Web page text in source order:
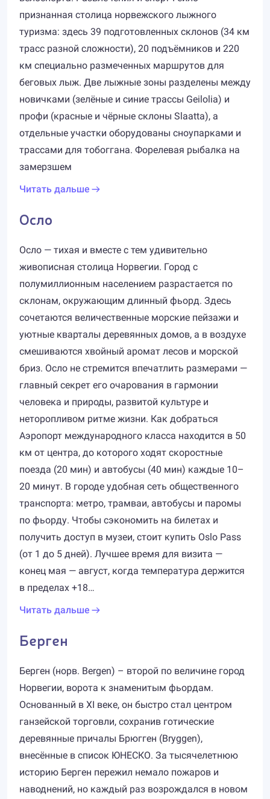
признанная столица норвежского лыжного
туризма: здесь 39 подготовленных склонов (34 км
трасс разной сложности), 20 подъёмников и 220
км специально размеченных маршрутов для
беговых лыж. Две лыжные зоны разделены между
новичками (зелёные и синие трассы Geilolia) и
профи (красные и чёрные склоны Slaatta), а
отдельные участки оборудованы сноупарками и
трассами для тобоггана. Форелевая рыбалка на
замерзшем
Читать дальше
Осло
Осло — тихая и вместе с тем удивительно
живописная столица Норвегии. Город с
полумиллионным населением разрастается по
склонам, окружающим длинный фьорд. Здесь
сочетаются величественные морские пейзажи и
уютные кварталы деревянных домов, а в воздухе
смешиваются хвойный аромат лесов и морской
бриз. Осло не стремится впечатлить размерами —
главный секрет его очарования в гармонии
человека и природы, развитой культуре и
неторопливом ритме жизни. Как добраться
Аэропорт международного класса находится в 50
км от центра, до которого ходят скоростные
поезда (20 мин) и автобусы (40 мин) каждые 10–
20 минут. В городе удобная сеть общественного
транспорта: метро, трамваи, автобусы и паромы
по фьорду. Чтобы сэкономить на билетах и
получить доступ в музеи, стоит купить Oslo Pass
(от 1 до 5 дней). Лучшее время для визита —
конец мая — август, когда температура держится
в пределах +18…
Читать дальше
Берген
Берген (норв. Bergen) – второй по величине город
Норвегии, ворота к знаменитым фьордам.
Основанный в XI веке, он быстро стал центром
ганзейской торговли, сохранив готические
деревянные причалы Брюгген (Bryggen),
внесённые в список ЮНЕСКО. За тысячелетнюю
историю Берген пережил немало пожаров и
наводнений, но каждый раз возрождался в новом